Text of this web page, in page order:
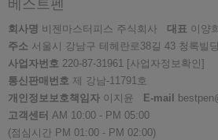
베스트펜
회사명 비젠마스터피스 주식회사 대표 이양
주소 서울시 강남구 테헤란로38길 43 청록빌
사업자번호 220-87-31961 [사업자정보확인]
통신판매번호 제 강남-11791호
개인정보보호책임자 이지윤 E-mail
고객센터 AM 10:00 - PM 05:00
(점심시간 PM 01:00 - PM 02:00)